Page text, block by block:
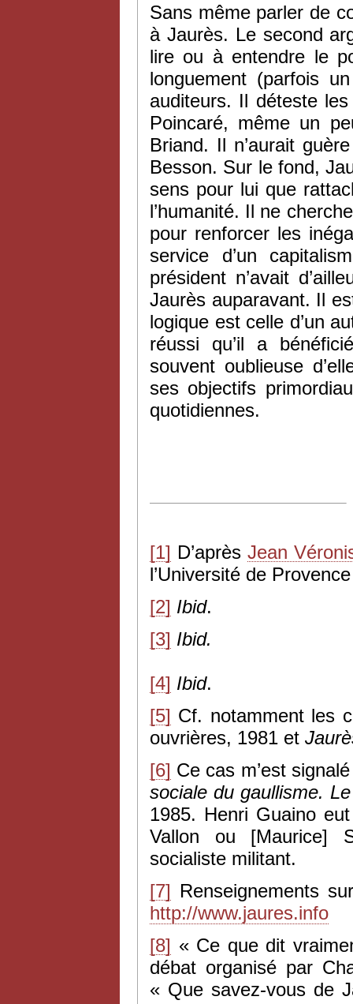
Sans même parler de
à Jaurès. Le second
lire ou à entendre le
longuement (parfois
auditeurs. Il déteste
Poincaré, même un
Briand. Il n’aurait
Besson. Sur le fond,
sens pour lui que
l’humanité. Il ne
pour renforcer les
service d’un
président n’avait
Jaurès auparavant. Il
logique est celle d’un
réussi qu’il a
souvent oublieuse
ses objectifs
quotidiennes.
[1] D’après Jean
l’Université de
[2] Ibid.
[3] Ibid.
[4] Ibid.
[5] Cf. notamment les
ouvrières, 1981 et
[6] Ce cas m’est
sociale du gaullisme.
1985. Henri Guaino
Vallon ou [Maurice]
socialiste militant.
[7] Renseignements
http://www.jaures.info
[8] « Ce que dit
débat organisé par
« Que savez-vous de